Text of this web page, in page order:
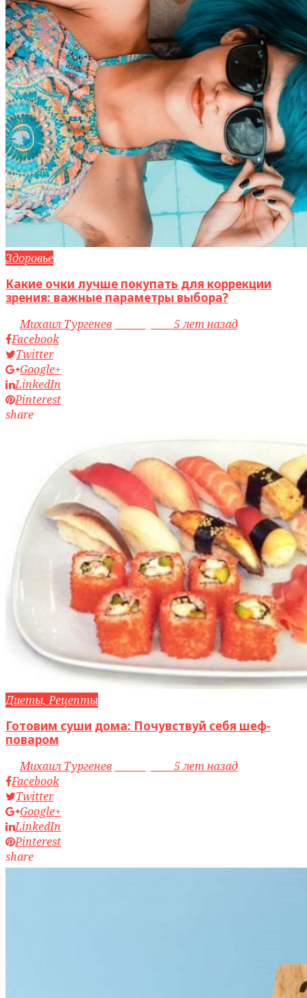
Здоровье
Какие очки лучше покупать для коррекции
зрения: важные параметры выбора?
byМихаил Тургенев
5 лет назад
Facebook
Twitter
Google+
LinkedIn
Pinterest
share
Диеты, Рецепты
Готовим суши дома: Почувствуй себя шеф-
поваром
byМихаил Тургенев
5 лет назад
Facebook
Twitter
Google+
LinkedIn
Pinterest
share